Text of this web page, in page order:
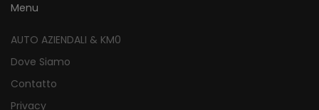
Menu
AUTO AZIENDALI & KM0
Dove Siamo
Contatto
Privacy